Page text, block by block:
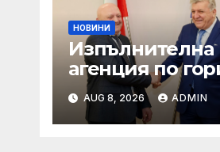
НОВИНИ
Изпълнителна
агенция по
| Новини
AUG 8, 2026 ADMIN